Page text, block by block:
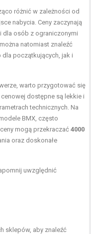
różnić w zależności od
nabycia. Ceny zaczynają
dla osób z ograniczonymi
można natomiast znaleźć
początkujących, jak i
warto przygotować się
cenowej dostępne są lekkie i
technicznych. Na
BMX, często
mogą przekraczać4000
oraz doskonałe
uwzględnić
sklepów, aby znaleźć